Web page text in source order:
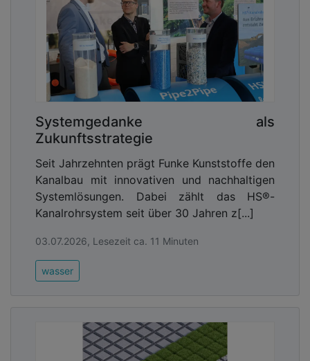
Systemgedanke als
Zukunftsstrategie
Seit Jahrzehnten prägt Funke Kunststoffe den
Kanalbau mit innovativen und nachhaltigen
Systemlösungen. Dabei zählt das HS®-
Kanalrohrsystem seit über 30 Jahren z[...]
03.07.2026, Lesezeit ca. 11 Minuten
wasser